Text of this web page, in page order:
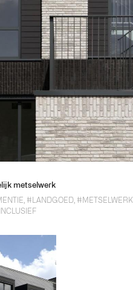
metselwerk
#LANDGOED #METSELWERK